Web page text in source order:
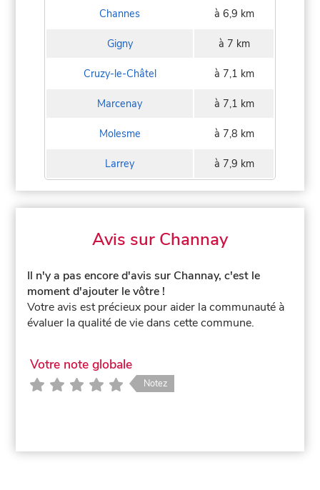
Channes à 6,9 km
Gigny à 7 km
Cruzy-le-Châtel à 7,1 km
Marcenay à 7,1 km
Molesme à 7,8 km
Larrey à 7,9 km
Avis sur Channay
Il n'y a pas encore d'avis sur Channay, c'est le
moment d'ajouter le vôtre !
Votre avis est précieux pour aider la communauté à
évaluer la qualité de vie dans cette commune.
Votre note globale
Notez